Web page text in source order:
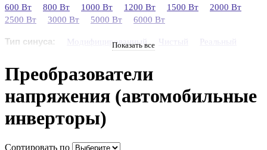
600 Вт
800 Вт 1000 Вт 1200 Вт 1500 Вт
2000 Вт
2500 Вт
3000 Вт 5000 Вт 6000 Вт
Тип синуса: Модифицированный Чистый Реальный
Показать все
Преобразователи
напряжения (автомобильные
инверторы)
Сортировать по